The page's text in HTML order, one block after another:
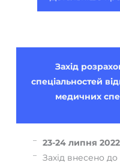
Захід
спеціальностей
медичних
23-24 липня
Захід внесено